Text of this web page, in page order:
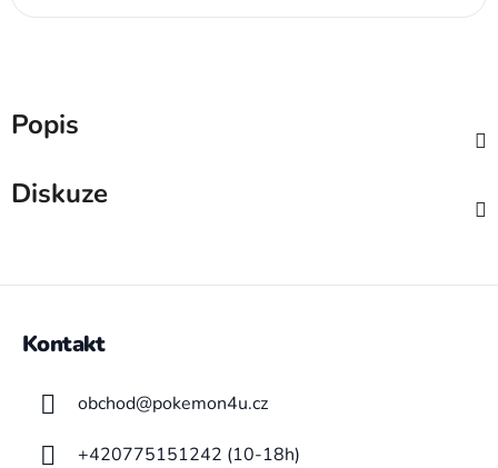
Popis
Diskuze
Kontakt
obchod@pokemon4u.cz
+420775151242 (10-18h)